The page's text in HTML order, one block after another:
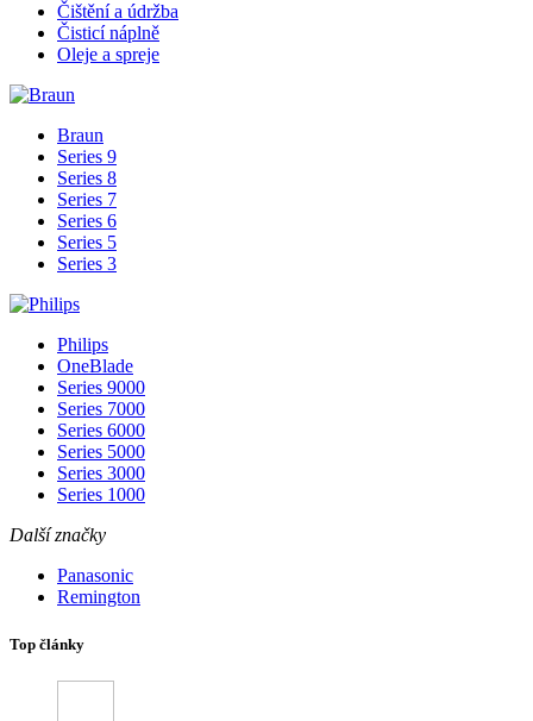
Čištění a údržba
Čisticí náplně
Oleje a spreje
Braun
Series 9
Series 8
Series 7
Series 6
Series 5
Series 3
Philips
OneBlade
Series 9000
Series 7000
Series 6000
Series 5000
Series 3000
Series 1000
Další značky
Panasonic
Remington
Top články